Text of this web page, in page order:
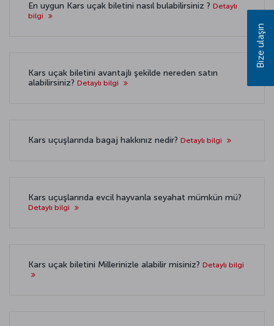
En uygun Kars uçak biletini nasıl bulabilirsiniz ? Detaylı
bilgi
Kars uçak biletini avantajlı şekilde nereden satın
alabilirsiniz? Detaylı bilgi
Kars uçuşlarında bagaj hakkınız nedir? Detaylı bilgi
Kars uçuşlarında evcil hayvanla seyahat mümkün mü?
Detaylı bilgi
Kars uçak biletini Millerinizle alabilir misiniz? Detaylı bilgi
Bize ulaşın